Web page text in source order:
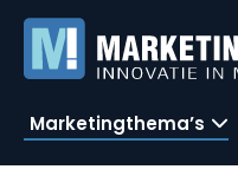
Marketingthema’s